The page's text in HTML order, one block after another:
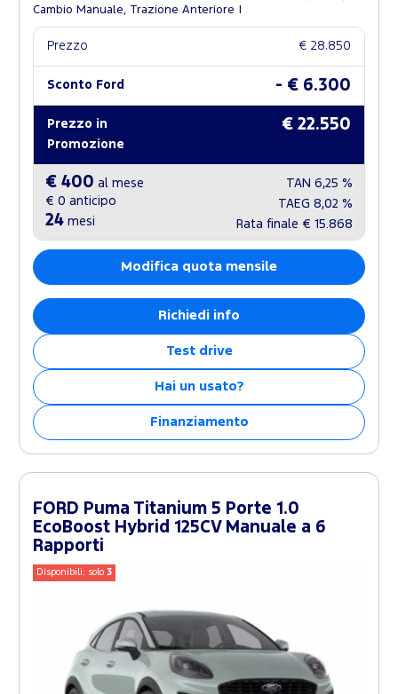
Cambio Manuale, Trazione Anteriore
Prezzo € 28.850
Sconto Ford - € 6.300
Prezzo in
Promozione
€ 22.550
€ 400 al mese
€ 0 anticipo
24 mesi
TAN 6,25 %
TAEG 8,02 %
Rata finale € 15.868
Modifica quota mensile
Richiedi info
Test drive
Hai un usato?
Finanziamento
FORD Puma Titanium 5 Porte 1.0
EcoBoost Hybrid 125CV Manuale a 6
Rapporti
Disponibili: solo3